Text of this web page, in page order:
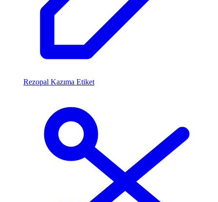
Rezopal Kazıma Etiket